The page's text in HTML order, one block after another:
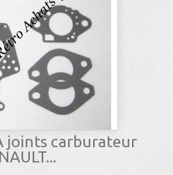
joints carburateur